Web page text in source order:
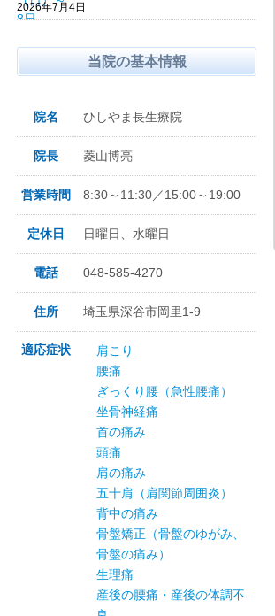
2026年7月4日
当院の基本情報
院名 ひしやま長生療院
院長 菱山博亮
営業時間 8:30～11:30／15:00～19:00
定休日 日曜日、水曜日
電話 048-585-4270
住所 埼玉県深谷市岡里1-9
適応症状
肩こり
腰痛
ぎっくり腰（急性腰痛）
坐骨神経痛
首の痛み
頭痛
肩の痛み
五十肩（肩関節周囲炎）
背中の痛み
骨盤矯正（骨盤のゆがみ、
骨盤の痛み）
生理痛
産後の腰痛・産後の体調不